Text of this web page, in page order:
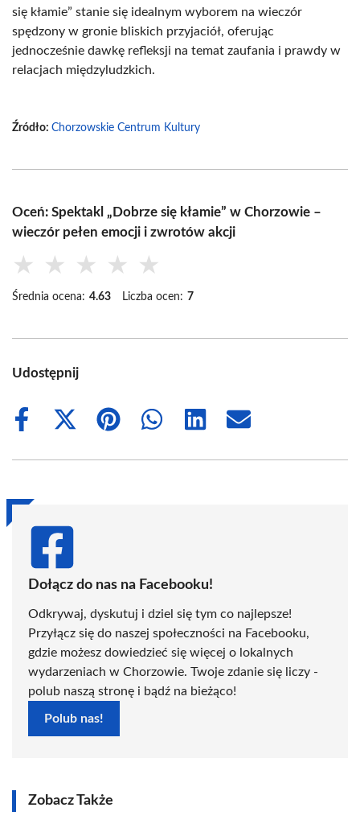
się kłamie” stanie się idealnym wyborem na wieczór
spędzony w gronie bliskich przyjaciół, oferując
jednocześnie dawkę refleksji na temat zaufania i prawdy w
relacjach międzyludzkich.
Źródło: Chorzowskie Centrum Kultury
Oceń: Spektakl „Dobrze się kłamie” w Chorzowie –
wieczór pełen emocji i zwrotów akcji
★ ★ ★ ★ ★
Średnia ocena: 4.63 Liczba ocen: 7
Udostępnij
Share
Share
(Twitter)
Share
Share
Share
Share
Dołącz do nas na Facebooku!
Odkrywaj, dyskutuj i dziel się tym co najlepsze!
Przyłącz się do naszej społeczności na Facebooku,
gdzie możesz dowiedzieć się więcej o lokalnych
wydarzeniach w Chorzowie. Twoje zdanie się liczy -
polub naszą stronę i bądź na bieżąco!
Polub nas!
Zobacz Także